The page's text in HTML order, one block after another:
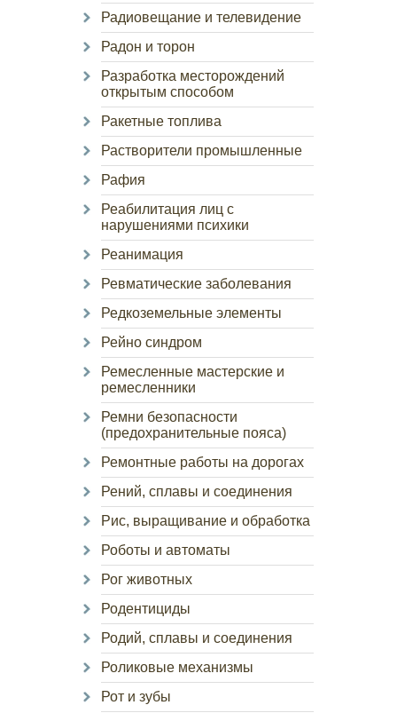
Радиовещание и телевидение
Радон и торон
Разработка месторождений
открытым способом
Ракетные топлива
Растворители промышленные
Рафия
Реабилитация лиц с
нарушениями психики
Реанимация
Ревматические заболевания
Редкоземельные элементы
Рейно синдром
Ремесленные мастерские и
ремесленники
Ремни безопасности
(предохранительные пояса)
Ремонтные работы на дорогах
Рений, сплавы и соединения
Рис, выращивание и обработка
Роботы и автоматы
Рог животных
Родентициды
Родий, сплавы и соединения
Роликовые механизмы
Рот и зубы